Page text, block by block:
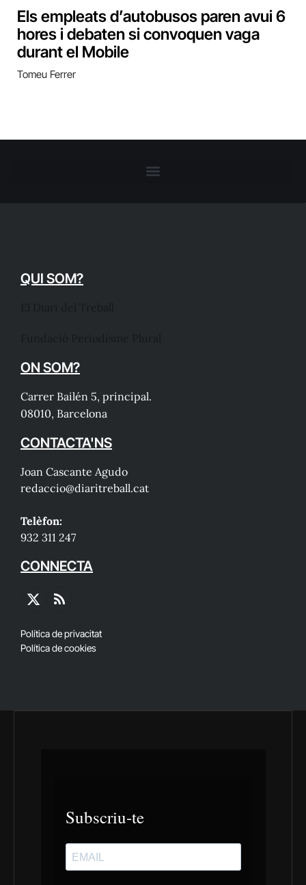
Els empleats d’autobusos paren avui 6
hores i debaten si convoquen vaga
durant el Mobile
Tomeu Ferrer
QUI SOM?
ON SOM?
Carrer Bailén 5, principal.
08010, Barcelona
CONTACTA'NS
Joan Cascante Agudo
redaccio@diaritreball.cat
Telèfon:
932 311 247
CONNECTA
X
RSS
Política de privacitat
Política de cookies